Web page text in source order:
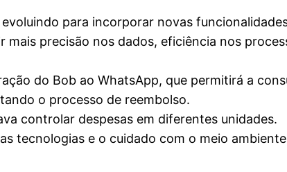
para incorporar novas
precisão nos dados, eficiência nos
do Bob ao WhatsApp, que permitirá a
o processo de reembolso.
controlar despesas em diferentes unidades.
tecnologias e o cuidado com o meio